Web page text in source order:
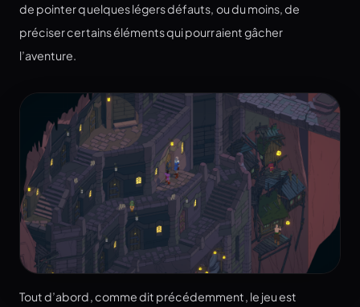
de pointer quelques légers défauts, ou du moins, de
préciser certains éléments qui pourraient gâcher
l’aventure.
Tout d’abord, comme dit précédemment, le jeu est